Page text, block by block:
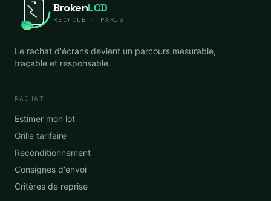
BrokenLCD
RECYCLE · PARIS
Le rachat d'écrans devient un parcours mesurable,
traçable et responsable.
RACHAT
Estimer mon lot
Grille tarifaire
Reconditionnement
Consignes d'envoi
Critères de reprise